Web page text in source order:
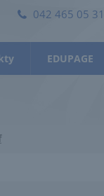
EDUPAGE
042 465 05 31